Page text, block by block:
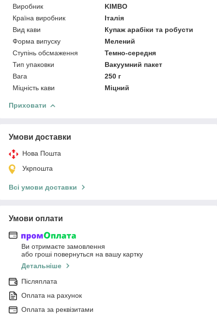
Виробник
KIMBO
Країна виробник
Італія
Вид кави
Купаж арабіки та робусти
Форма випуску
Мелений
Ступінь обсмаження
Темно-середня
Тип упаковки
Вакуумний пакет
Вага
250 г
Міцність кави
Міцний
Приховати
Умови доставки
Нова Пошта
Укрпошта
Всі умови доставки
Умови оплати
Ви отримаєте замовлення
або гроші повернуться на вашу картку
Детальніше
Післяплата
Оплата на рахунок
Оплата за реквізитами